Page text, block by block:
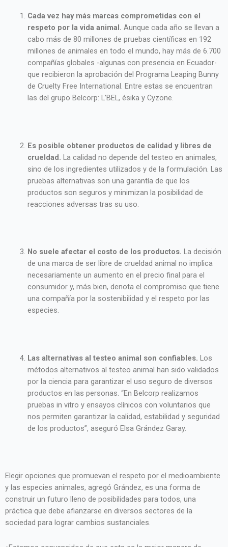
Cada vez hay más marcas comprometidas con el
respeto por la vida animal. Aunque cada año se llevan a
cabo más de 80 millones de pruebas científicas en 192
millones de animales en todo el mundo, hay más de 6.700
compañías globales -algunas con presencia en Ecuador-
que recibieron la aprobación del Programa Leaping Bunny
de Cruelty Free International. Entre estas se encuentran
las del grupo Belcorp: L’BEL, ésika y Cyzone.
Es posible obtener productos de calidad y libres de
crueldad. La calidad no depende del testeo en animales,
sino de los ingredientes utilizados y de la formulación. Las
pruebas alternativas son una garantía de que los
productos son seguros y minimizan la posibilidad de
reacciones adversas tras su uso.
No suele afectar el costo de los productos. La decisión
de una marca de ser libre de crueldad animal no implica
necesariamente un aumento en el precio final para el
consumidor y, más bien, denota el compromiso que tiene
una compañía por la sostenibilidad y el respeto por las
especies.
Las alternativas al testeo animal son confiables. Los
métodos alternativos al testeo animal han sido validados
por la ciencia para garantizar el uso seguro de diversos
productos en las personas. “En Belcorp realizamos
pruebas in vitro y ensayos clínicos con voluntarios que
nos permiten garantizar la calidad, estabilidad y seguridad
de los productos”, aseguró Elsa Grández Garay.
Elegir opciones que promuevan el respeto por el medioambiente
y las especies animales, agregó Grández, es una forma de
construir un futuro lleno de posibilidades para todos, una
práctica que debe afianzarse en diversos sectores de la
sociedad para lograr cambios sustanciales.